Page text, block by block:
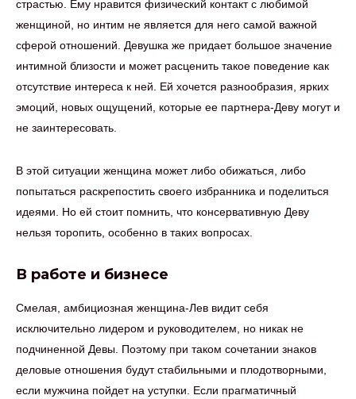
страстью. Ему нравится физический контакт с любимой
женщиной, но интим не является для него самой важной
сферой отношений. Девушка же придает большое значение
интимной близости и может расценить такое поведение как
отсутствие интереса к ней. Ей хочется разнообразия, ярких
эмоций, новых ощущений, которые ее партнера-Деву могут и
не заинтересовать.
В этой ситуации женщина может либо обижаться, либо
попытаться раскрепостить своего избранника и поделиться
идеями. Но ей стоит помнить, что консервативную Деву
нельзя торопить, особенно в таких вопросах.
В работе и бизнесе
Смелая, амбициозная женщина-Лев видит себя
исключительно лидером и руководителем, но никак не
подчиненной Девы. Поэтому при таком сочетании знаков
деловые отношения будут стабильными и плодотворными,
если мужчина пойдет на уступки. Если прагматичный